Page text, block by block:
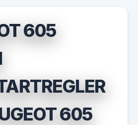
605
605